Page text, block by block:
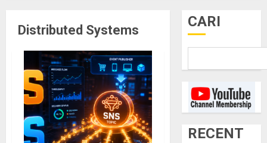
Distributed Systems
CARI
RECENT